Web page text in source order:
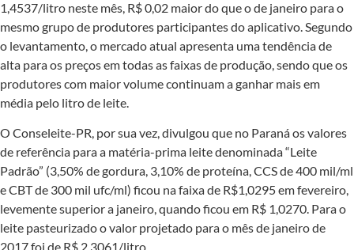
1,4537/litro neste mês, R$ 0,02 maior do que o de janeiro para o
mesmo grupo de produtores participantes do aplicativo. Segundo
o levantamento, o mercado atual apresenta uma tendência de
alta para os preços em todas as faixas de produção, sendo que os
produtores com maior volume continuam a ganhar mais em
média pelo litro de leite.
O Conseleite-PR, por sua vez, divulgou que no Paraná os valores
de referência para a matéria-prima leite denominada “Leite
Padrão” (3,50% de gordura, 3,10% de proteína, CCS de 400 mil/ml
e CBT de 300 mil ufc/ml) ficou na faixa de R$1,0295 em fevereiro,
levemente superior a janeiro, quando ficou em R$ 1,0270. Para o
leite pasteurizado o valor projetado para o mês de janeiro de
2017 foi de R$ 2,3061/litro.